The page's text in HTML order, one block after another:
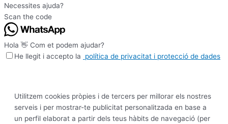
Necessites ajuda?
Scan the code
Hola 👋 Com et podem ajudar?
He llegit i accepto la
política de privacitat i protecció de dades
Utilitzem cookies pròpies i de tercers per millorar els nostres
serveis i per mostrar-te publicitat personalitzada en base a
un perfil elaborat a partir dels teus hàbits de navegació (per